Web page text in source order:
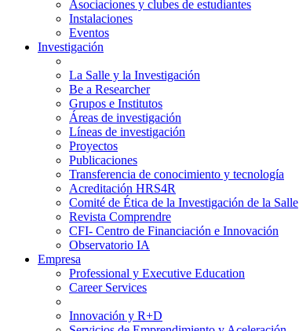
Asociaciones y clubes de estudiantes
Instalaciones
Eventos
Investigación
La Salle y la Investigación
Be a Researcher
Grupos e Institutos
Áreas de investigación
Líneas de investigación
Proyectos
Publicaciones
Transferencia de conocimiento y tecnología
Acreditación HRS4R
Comité de Ética de la Investigación de la Salle
Revista Comprendre
CFI- Centro de Financiación e Innovación
Observatorio IA
Empresa
Professional y Executive Education
Career Services
Innovación y R+D